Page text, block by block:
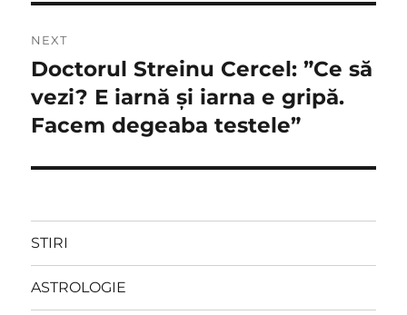
NEXT
Next
post:
Doctorul Streinu Cercel: ”Ce să
vezi? E iarnă și iarna e gripă.
Facem degeaba testele”
STIRI
ASTROLOGIE